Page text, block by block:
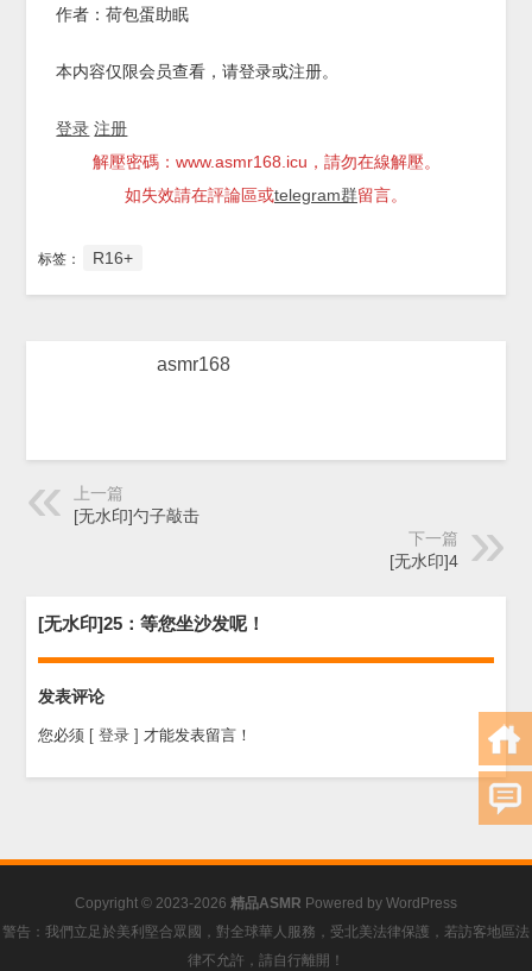
作者：荷包蛋助眠
本内容仅限会员查看，请登录或注册。
登录 注册
解壓密碼：www.asmr168.icu，請勿在線解壓。
如失效請在評論區或telegram群留言。
标签： R16+
asmr168
上一篇
[无水印]勺子敲击
下一篇
[无水印]4
[无水印]25：等您坐沙发呢！
发表评论
您必须 [ 登录 ] 才能发表留言！
Copyright © 2023-2026 精品ASMR Powered by WordPress
警告：我們立足於美利堅合眾國，對全球華人服務，受北美法律保護，若訪客地區法
律不允許，請自行離開！